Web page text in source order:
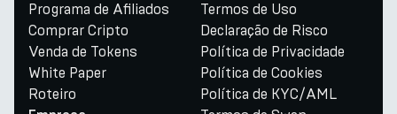
Programa de Afiliados
Comprar Cripto
Venda de Tokens
White Paper
Roteiro
Termos de Uso
Declaração de Risco
Política de Privacidade
Política de Cookies
Política de KYC/AML